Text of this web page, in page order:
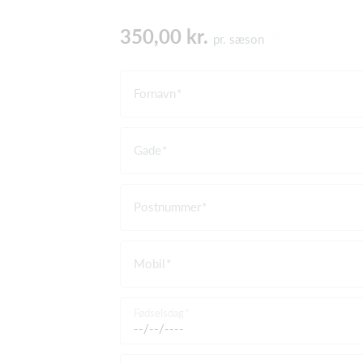
350,00 kr. pr. sæson
Fornavn
Gade
Postnummer
Mobil